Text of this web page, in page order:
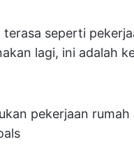
terasa seperti
lagi, ini adalah
pekerjaan